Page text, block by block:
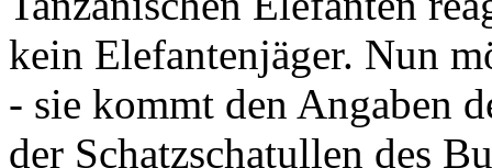
kein Elefantenjäger. Nun
- sie kommt den Angaben
der Schatzschatullen des